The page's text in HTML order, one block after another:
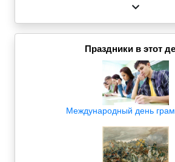
Праздники в этот
Международный день